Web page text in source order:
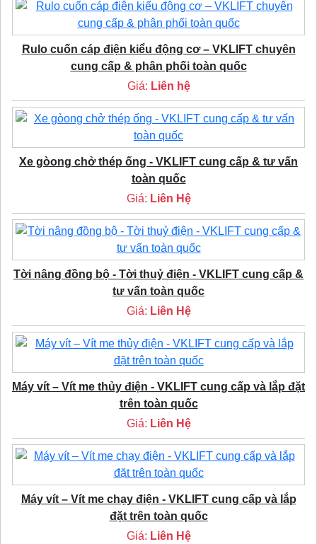
Rulo cuốn cáp điện kiểu động cơ – VKLIFT chuyên
cung cấp & phân phối toàn quốc
Giá: Liên hệ
Xe gòong chở thép ống - VKLIFT cung cấp & tư vấn
toàn quốc
Giá: Liên Hệ
Tời nâng đồng bộ - Tời thuỷ điện - VKLIFT cung cấp &
tư vấn toàn quốc
Giá: Liên Hệ
Máy vít – Vít me thủy điện - VKLIFT cung cấp và lắp đặt
trên toàn quốc
Giá: Liên Hệ
Máy vít – Vít me chạy điện - VKLIFT cung cấp và lắp
đặt trên toàn quốc
Giá: Liên Hệ